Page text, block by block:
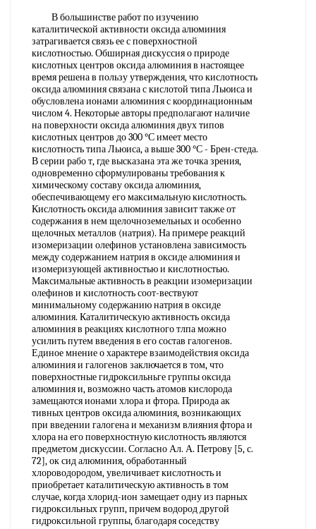
В большинстве работ по изучению
каталитической активности оксида алюминия
затрагивается связь ее с поверхностной
кислотностью. Обширная дискуссия о природе
кислотных центров оксида алюминия в настоящее
время решена в пользу утверждения, что кислотность
оксида алюминия связана с кислотой типа Льюиса и
обусловлена ионами алюминия с координационным
числом 4. Некоторые авторы предполагают наличие
на поверхности оксида алюминия двух типов
кислотных центров до 300 °С имеет место
кислотность типа Льюиса, а выше 300 °С - Брен-стеда.
В серии рабо т, где высказана эта же точка зрения,
одновременно сформулированы требования к
химическому составу оксида алюминия,
обеспечивающему его максимальную кислотность.
Кислотность оксида алюминия зависит также от
содержания в нем щелочноземельных и особенно
щелочных металлов (натрия). На примере реакций
изомеризации олефинов установлена зависимость
между содержанием натрия в оксиде алюминия и
изомеризующей активностью и кислотностью.
Максимальные активность в реакции изомеризации
олефинов и кислотность соот-вествуют
минимальному содержанию натрия в оксиде
алюминия. Каталитическую активность оксида
алюминия в реакциях кислотного тлпа можно
усилить путем введения в его состав галогенов.
Единое мнение о характере взаимодействия оксида
алюминия и галогенов заключается в том, что
поверхностные гидроксильньге группы оксида
алюминия и, возможно часть атомов кислорода
замещаются ионами хлора и фтора. Природа ак
тивных центров оксида алюминия, возникающих
при введении галогена и механизм влияния фтора и
хлора на его поверхностную кислотность являются
предметом дискуссии. Согласно Ал. А. Петрову [5, с.
72], ок сид алюминия, обработанный
хлороводородом, увеличивает кислотность и
приобретает каталитическую активность в том
случае, когда хлорид-ион замещает одну из парных
гидроксильных групп, причем водород другой
гидроксильной группы, благодаря соседству